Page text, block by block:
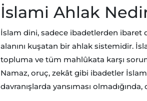
İslami Ahlak
İslam dini, sadece ibadetlerden ibaret
alanını kuşatan bir ahlak sistemidir.
topluma ve tüm mahlûkata karşı
Namaz, oruç, zekât gibi ibadetler
davranışlarda yansıması